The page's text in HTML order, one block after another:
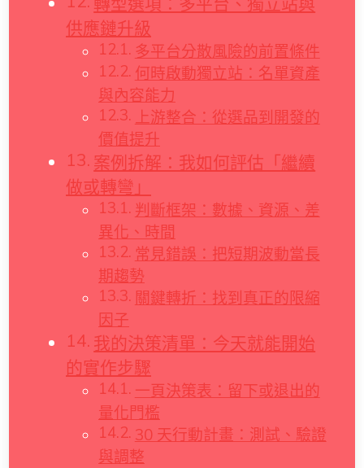
供應鏈升級
多平台分散風險的前置條件
何時啟動獨立站：名單資產
與內容能力
上游整合：從選品到開發的
價值提升
案例拆解：我如何評估「繼續
做或轉彎」
判斷框架：數據、資源、差
異化、時間
常見錯誤：把短期波動當長
期趨勢
關鍵轉折：找到真正的限縮
因子
我的決策清單：今天就能開始
的實作步驟
一頁決策表：留下或退出的
量化門檻
30 天行動計畫：測試、驗證
與調整